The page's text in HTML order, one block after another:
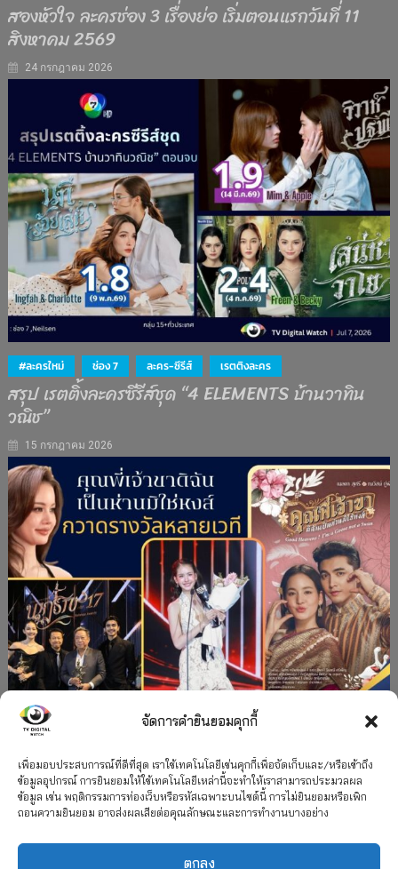
จัดการคำยินยอมคุกกี้
เพื่อมอบประสบการณ์ที่ดีที่สุด เราใช้เทคโนโลยีเช่นคุกกี้เพื่อจัดเก็บและ/หรือเข้าถึง
ข้อมูลอุปกรณ์ การยินยอมให้ใช้เทคโนโลยีเหล่านี้จะทำให้เราสามารถประมวลผล
ข้อมูล เช่น พฤติกรรมการท่องเว็บหรือรหัสเฉพาะบนไซต์นี้ การไม่ยินยอมหรือเพิก
ถอนความยินยอม อาจส่งผลเสียต่อคุณลักษณะและการทำงานบางอย่าง
ตกลง
สองหัวใจ ละครช่อง 3 เรื่องย่อ เริ่มตอนแรกวันที่ 11
สิงหาคม 2569
24 กรกฎาคม 2026
#ละครใหม่ ช่อง 7 ละคร-ซีรีส์ เรตติงละคร
สรุป เรตติ้งละครซีรีส์ชุด “4 ELEMENTS บ้านวาทิน
วณิช”
15 กรกฎาคม 2026
”คุณพี่เจ้าขาดิฉันเป็นห่านมิใช่หงส์” กวาดรางวัล
เพียบ จาก 8 เวที